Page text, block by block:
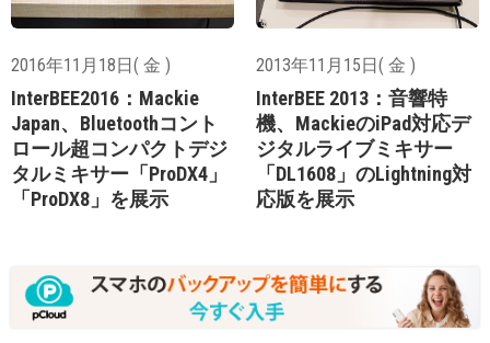
2016年11月18日( 金 )
InterBEE2016：Mackie
Japan、Bluetoothコント
ロール超コンパクトデジ
タルミキサー「ProDX4」
「ProDX8」を展示
2013年11月15日( 金 )
InterBEE 2013：音響特
機、MackieのiPad対応デ
ジタルライブミキサー
「DL1608」のLightning対
応版を展示